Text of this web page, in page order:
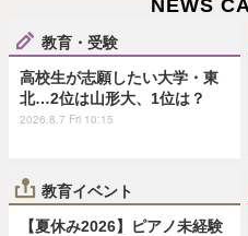
NEWS
教育・受験
高校生が志願したい大学・東
北…2位は山形大、1位は？
2026.8.7 Fri 10:15
教育イベント
【夏休み2026】ピアノ未経験